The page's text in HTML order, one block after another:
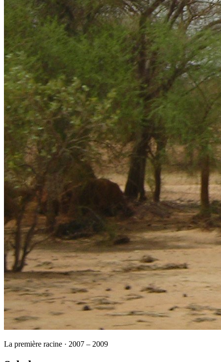
La première racine · 2007 – 2009